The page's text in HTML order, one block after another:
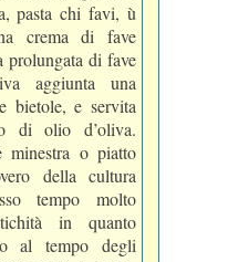
pasta chi favi, ù
crema di fave
prolungata di fave
aggiunta una
bietole, e servita
di olio d’oliva.
minestra o piatto
della cultura
tempo molto
in quanto
al tempo degli